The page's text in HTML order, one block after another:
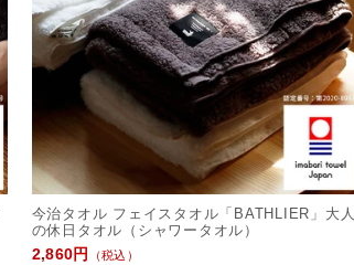
今治タオル フェイスタオル「BATHLIER」大人
の休日タオル（シャワータオル）
2,860円
（税込）